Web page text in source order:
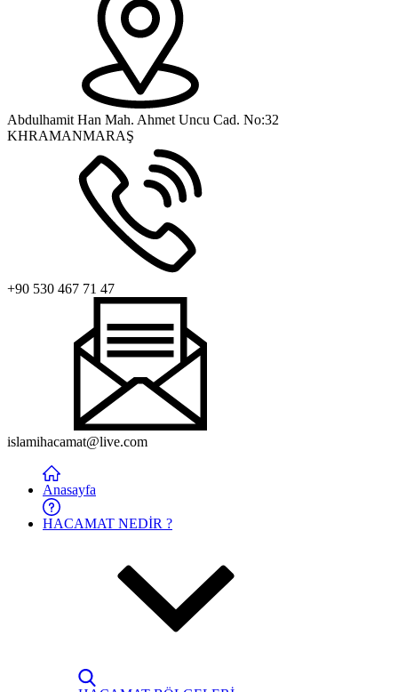
Abdulhamit Han Mah. Ahmet Uncu Cad. No:32
KHRAMANMARAŞ
+90 530 467 71 47
islamihacamat@live.com
Anasayfa
HACAMAT NEDİR ?